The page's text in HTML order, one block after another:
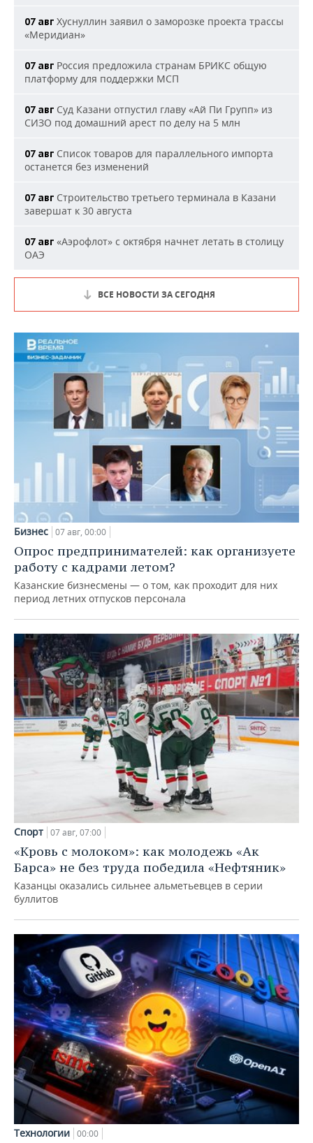
07 авг Хуснуллин заявил о заморозке проекта трассы
«Меридиан»
07 авг Россия предложила странам БРИКС общую
платформу для поддержки МСП
07 авг Суд Казани отпустил главу «Ай Пи Групп» из
СИЗО под домашний арест по делу на 5 млн
07 авг Список товаров для параллельного импорта
останется без изменений
07 авг Строительство третьего терминала в Казани
завершат к 30 августа
07 авг «Аэрофлот» с октября начнет летать в столицу
ОАЭ
ВСЕ НОВОСТИ ЗА СЕГОДНЯ
Бизнес 07 авг, 00:00
Опрос предпринимателей: как организуете
работу с кадрами летом?
Казанские бизнесмены — о том, как проходит для них
период летних отпусков персонала
Спорт 07 авг, 07:00
«Кровь с молоком»: как молодежь «Ак
Барса» не без труда победила «Нефтяник»
Казанцы оказались сильнее альметьевцев в серии
буллитов
Технологии 00:00